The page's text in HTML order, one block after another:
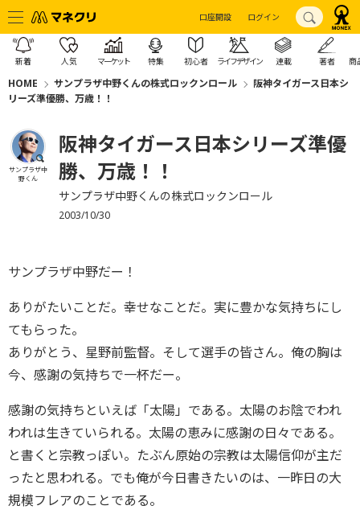
口座開設 ログイン
新着 人気 マーケット 特集 初心者 ライフデザイン 連載 著者 商
HOME サンプラザ中野くんの株式ロックンロール
阪神タイガース日本シ
リーズ準優勝、万歳！！
サンプラザ中
野くん
阪神タイガース日本シリーズ準優
勝、万歳！！
サンプラザ中野くんの株式ロックンロール
2003/10/30
サンプラザ中野だー！
ありがたいことだ。幸せなことだ。実に豊かな気持ちにし
てもらった。
ありがとう、星野前監督。そして選手の皆さん。俺の胸は
今、感謝の気持ちで一杯だー。
感謝の気持ちといえば「太陽」である。太陽のお陰でわれ
われは生きていられる。太陽の恵みに感謝の日々である。
と書くと宗教っぽい。たぶん原始の宗教は太陽信仰が主だ
ったと思われる。でも俺が今日書きたいのは、一昨日の大
規模フレアのことである。